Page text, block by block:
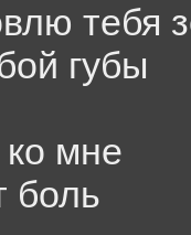
тебя
губы
мне
боль